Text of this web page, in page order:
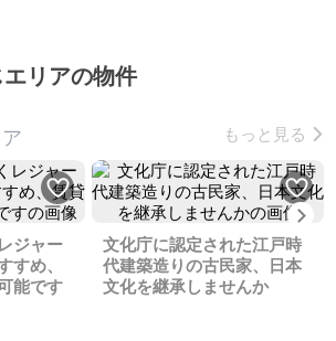
リアの物件
もっと見る
ジャー
すめ、
能です
文化庁に認定された江戸時
代建築造りの古民家、日本
文化を継承しませんか